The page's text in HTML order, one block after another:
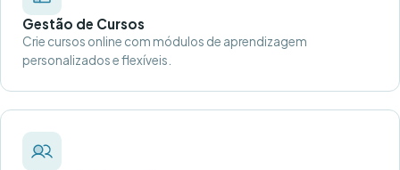
Gestão de Cursos
Crie cursos online com módulos de aprendizagem
personalizados e flexíveis.